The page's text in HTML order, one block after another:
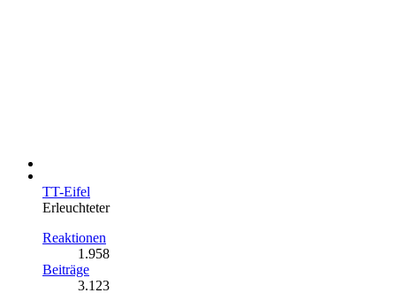
TT-Eifel
Erleuchteter
Reaktionen
1.958
Beiträge
3.123